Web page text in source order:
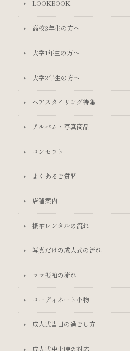
LOOKBOOK
高校3年生の方へ
大学1年生の方へ
大学2年生の方へ
ヘアスタイリング特集
アルバム・写真商品
コンセプト
よくあるご質問
店舗案内
振袖レンタルの流れ
写真だけの成人式の流れ
ママ振袖の流れ
コーディネート小物
成人式当日の過ごし方
成人式中止時の対応